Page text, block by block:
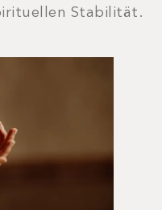
Stabilität.